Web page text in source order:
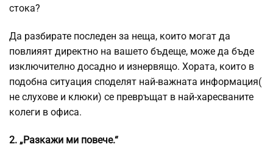
стока?
Да разбирате последен за неща, които могат да
повлияят директно на вашето бъдеще, може да бъде
изключително досадно и изнервящо. Хората, които в
подобна ситуация споделят най-важната информация(
не слухове и клюки) се превръщат в най-харесваните
колеги в офиса.
2. „Разкажи ми повече.“